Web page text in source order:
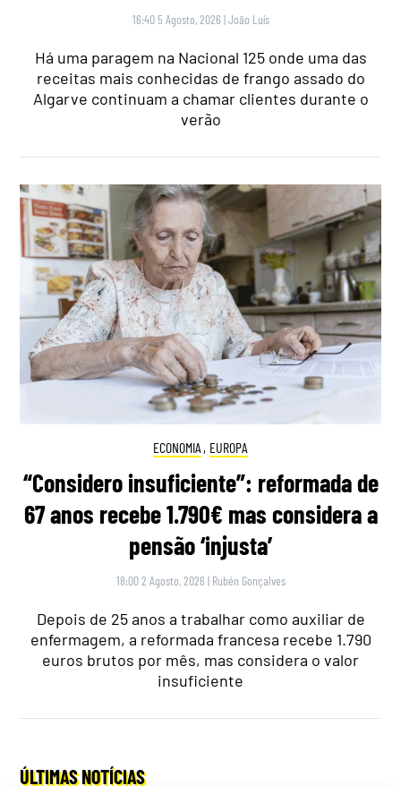
16:40 5 Agosto, 2026 |João Luís
Há uma paragem na Nacional 125 onde uma das
receitas mais conhecidas de frango assado do
Algarve continuam a chamar clientes durante o
verão
ECONOMIA , EUROPA
“Considero insuficiente”: reformada de
67 anos recebe 1.790€ mas considera a
pensão ‘injusta’
18:00 2 Agosto, 2026 | Rubén Gonçalves
Depois de 25 anos a trabalhar como auxiliar de
enfermagem, a reformada francesa recebe 1.790
euros brutos por mês, mas considera o valor
insuficiente
ÚLTIMAS NOTÍCIAS